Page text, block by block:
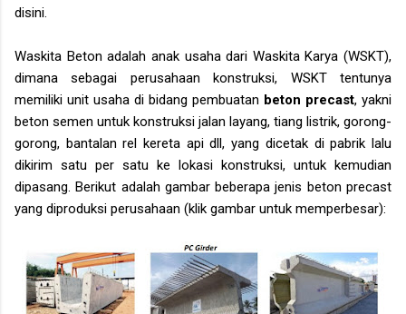
disini.
Waskita Beton adalah anak usaha dari Waskita Karya (WSKT),
dimana sebagai perusahaan konstruksi, WSKT tentunya
memiliki unit usaha di bidang pembuatan beton precast, yakni
beton semen untuk konstruksi jalan layang, tiang listrik, gorong-
gorong, bantalan rel kereta api dll, yang dicetak di pabrik lalu
dikirim satu per satu ke lokasi konstruksi, untuk kemudian
dipasang. Berikut adalah gambar beberapa jenis beton precast
yang diproduksi perusahaan (klik gambar untuk memperbesar):